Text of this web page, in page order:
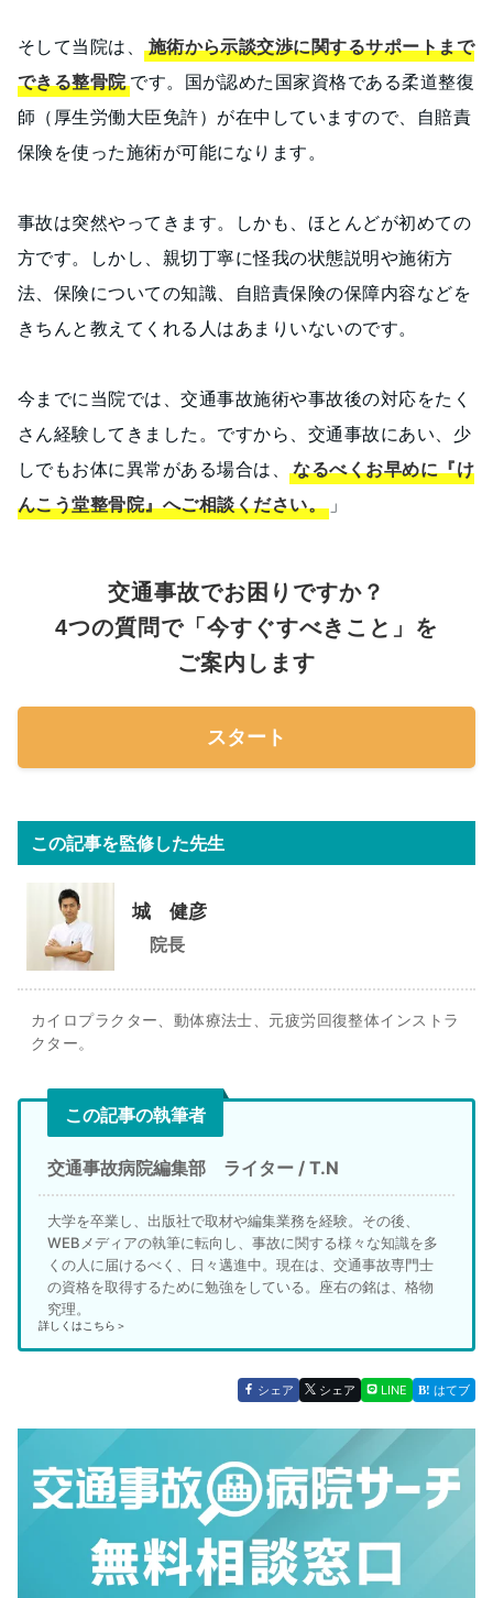
そして当院は、施術から示談交渉に関するサポートまで
できる整骨院 です。国が認めた国家資格である柔道整復
師（厚生労働大臣免許）が在中していますので、自賠責
保険を使った施術が可能になります。
事故は突然やってきます。しかも、ほとんどが初めての
方です。しかし、親切丁寧に怪我の状態説明や施術方
法、保険についての知識、自賠責保険の保障内容などを
きちんと教えてくれる人はあまりいないのです。
今までに当院では、交通事故施術や事故後の対応をたく
さん経験してきました。ですから、交通事故にあい、少
しでもお体に異常がある場合は、なるべくお早めに『け
んこう堂整骨院』へご相談ください。 」
交通事故でお困りですか？
4つの質問で「今すぐすべきこと」を
ご案内します
スタート
この記事を監修した先生
城 健彦
院長
カイロプラクター、動体療法士、元疲労回復整体インストラ
クター。
この記事の執筆者
交通事故病院編集部 ライター / T.N
大学を卒業し、出版社で取材や編集業務を経験。その後、
WEBメディアの執筆に転向し、事故に関する様々な知識を多
くの人に届けるべく、日々邁進中。現在は、交通事故専門士
の資格を取得するために勉強をしている。座右の銘は、格物
究理。
詳しくはこちら＞
シェア シェア LINE はてブ